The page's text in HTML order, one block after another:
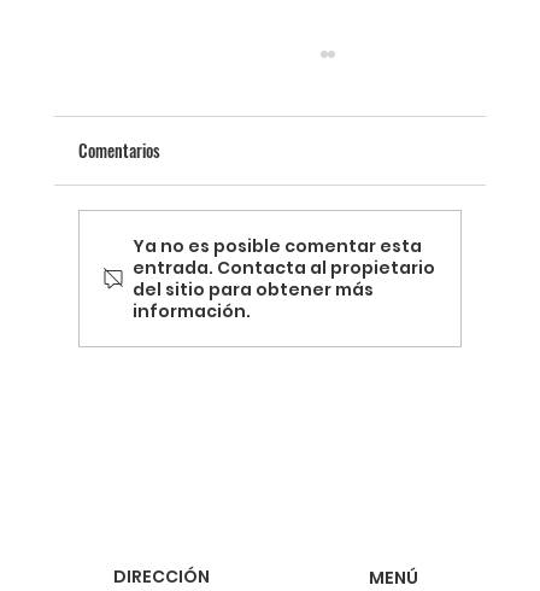
Comentarios
Ya no es posible comentar esta
entrada. Contacta al propietario
del sitio para obtener más
información.
DIRECCIÓN MENÚ